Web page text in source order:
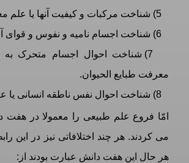
7) شناخت احوال اجسام متحرک به
معرفت طبايع الحيوان.
امّا فروع علم طبیعی را معمولا در هفت
می کردند. هر چند اختلافاتی نیز در این
هر حال این هفت دانش عبارت بودند از: